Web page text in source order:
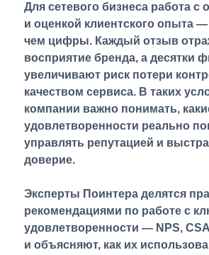
Для сетевого бизнеса работа с
и оценкой клиентского опыта
чем цифры. Каждый отзыв
восприятие бренда, а десятки
увеличивают риск потери
качеством сервиса. В таких
компании важно понимать,
удовлетворенности реально
управлять репутацией и
доверие.
Эксперты Поинтера делятся
рекомендациями по работе с
удовлетворенности — NPS,
и объясняют, как их